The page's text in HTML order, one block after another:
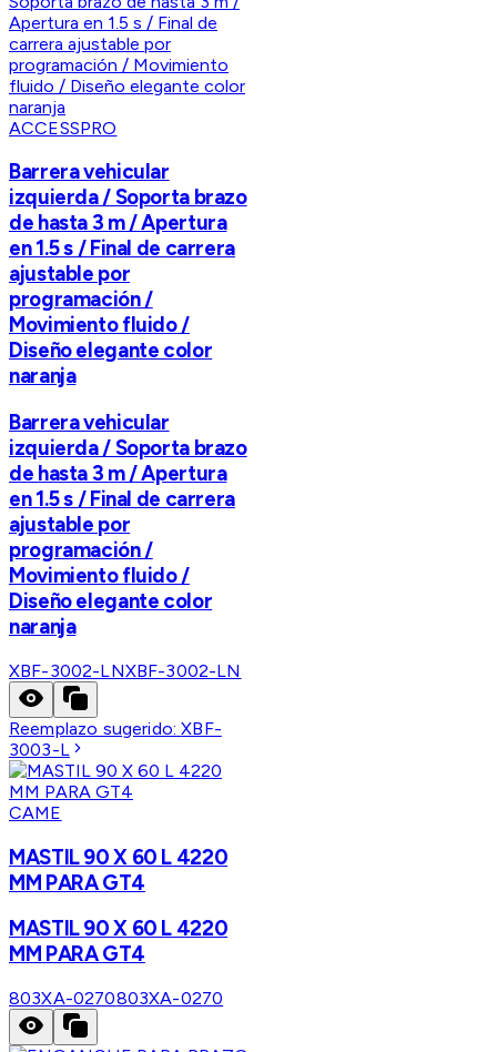
ACCESSPRO
Barrera vehicular
izquierda / Soporta brazo
de hasta 3 m / Apertura
en 1.5 s / Final de carrera
ajustable por
programación /
Movimiento fluido /
Diseño elegante color
naranja
Barrera vehicular
izquierda / Soporta brazo
de hasta 3 m / Apertura
en 1.5 s / Final de carrera
ajustable por
programación /
Movimiento fluido /
Diseño elegante color
naranja
XBF-3002-LNXBF-3002-LN
Reemplazo sugerido:XBF-
3003-L
CAME
MASTIL 90 X 60 L 4220
MM PARA GT4
MASTIL 90 X 60 L 4220
MM PARA GT4
803XA-0270803XA-0270